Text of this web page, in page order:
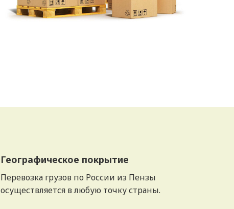
Географическое покрытие
Перевозка грузов по России из Пензы
осуществляется в любую точку страны.